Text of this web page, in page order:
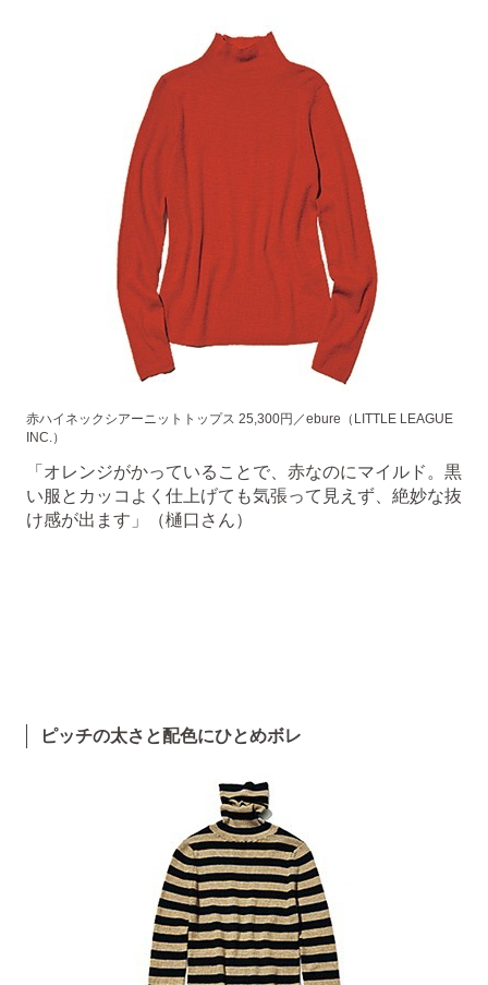
赤ハイネックシアーニットトップス 25,300円／ebure（LITTLE LEAGUE
INC.）
「オレンジがかっていることで、赤なのにマイルド。黒
い服とカッコよく仕上げても気張って見えず、絶妙な抜
け感が出ます」（樋口さん）
ピッチの太さと配色にひとめボレ